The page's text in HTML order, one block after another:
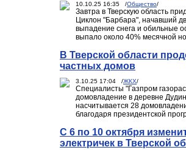
10.10.25 16:35 /Общество/
Завтра в Тверскую область
Циклон "Барбара", начавший
выпадение снега и обильные
выпало около 40% месячной
В Тверской области
частных домов
3.10.25 17:04 /ЖКХ/
Специалисты "Газпром
домовладение в деревне
насчитывается 28
благодаря президентской
С 6 по 10 октября
электричек в Тверской